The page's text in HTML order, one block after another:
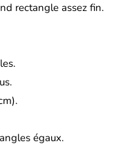
rectangle assez fin.
égaux.